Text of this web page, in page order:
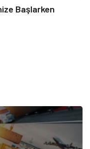
Başlarken